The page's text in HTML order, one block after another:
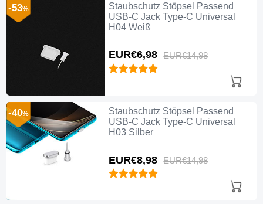
Staubschutz Stöpsel Passend
USB-C Jack Type-C Universal
H04 Weiß
EUR€6,98 EUR€14,98
-53%
Staubschutz Stöpsel Passend
USB-C Jack Type-C Universal
H03 Silber
EUR€8,98 EUR€14,98
-40%